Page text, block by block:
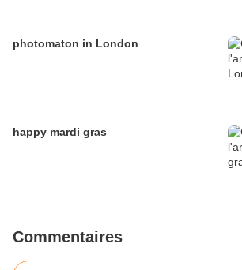
photomaton in London
happy mardi gras
Commentaires